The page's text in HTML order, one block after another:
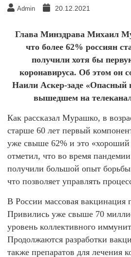
Admin 20.12.2021
Глава Минздрава Михаил
что более 62% россиян
получили хотя бы
коронавируса. Об этом он
Наили Аскер-заде «Опасный
вышедшем на
Как рассказал Мурашко, в
старше 60 лет первый
уже свыше 62% и это
отметил, что во время
получили большой опыт
что позволяет управлять
В России массовая вакцинация
Привились уже свыше 70
уровень коллективного
Продолжаются разработки
также препаратов для лечения